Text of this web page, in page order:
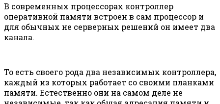
В современных процессорах контроллер
оперативной памяти встроен в сам процессор и
для обычных не серверных решений он имеет два
канала.
То есть своего рода два независимых контроллера,
каждый из которых работает со своими планками
памяти. Естественно они на самом деле не